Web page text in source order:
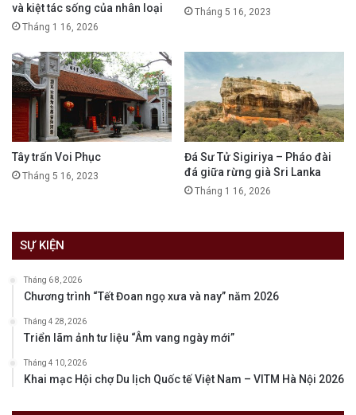
và kiệt tác sống của nhân loại
Tháng 1 16, 2026
Tháng 5 16, 2023
Tây trấn Voi Phục
Tháng 5 16, 2023
Đá Sư Tử Sigiriya – Pháo đài
đá giữa rừng già Sri Lanka
Tháng 1 16, 2026
SỰ KIỆN
Tháng 6 8, 2026
Chương trình “Tết Đoan ngọ xưa và nay” năm 2026
Tháng 4 28, 2026
Triển lãm ảnh tư liệu “Âm vang ngày mới”
Tháng 4 10, 2026
Khai mạc Hội chợ Du lịch Quốc tế Việt Nam – VITM Hà Nội 2026